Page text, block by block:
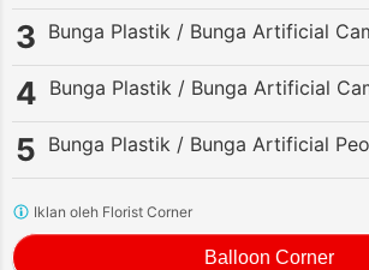
Bunga Plastik / Bunga Artificial
Bunga Plastik / Bunga Artificial
Bunga Plastik / Bunga Artificial
Balloon Corner
Iklan oleh Florist Corner